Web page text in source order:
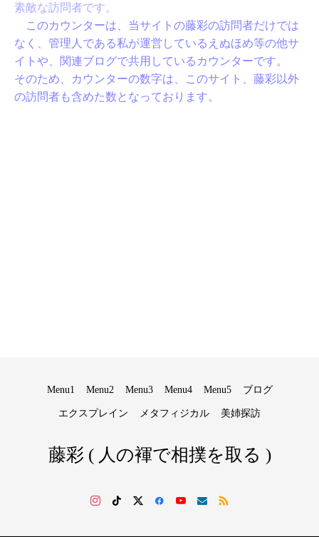
素敵な訪問者です。
このカウンターは、当サイトの藤彩の訪問者だけでは
なく、管理人である私が運営しているえぬほめ等の他サ
イトや、関連ブログで共用しているカウンターです。
そのため、カウンターの数字は、このサイト、藤彩以外
の訪問者も含めた数となっております。
Menu1 Menu2 Menu3 Menu4 Menu5 ブログ
エクスプレイン メタフィジカル 美姉探訪
藤彩 ( 人の褌で相撲を取る )